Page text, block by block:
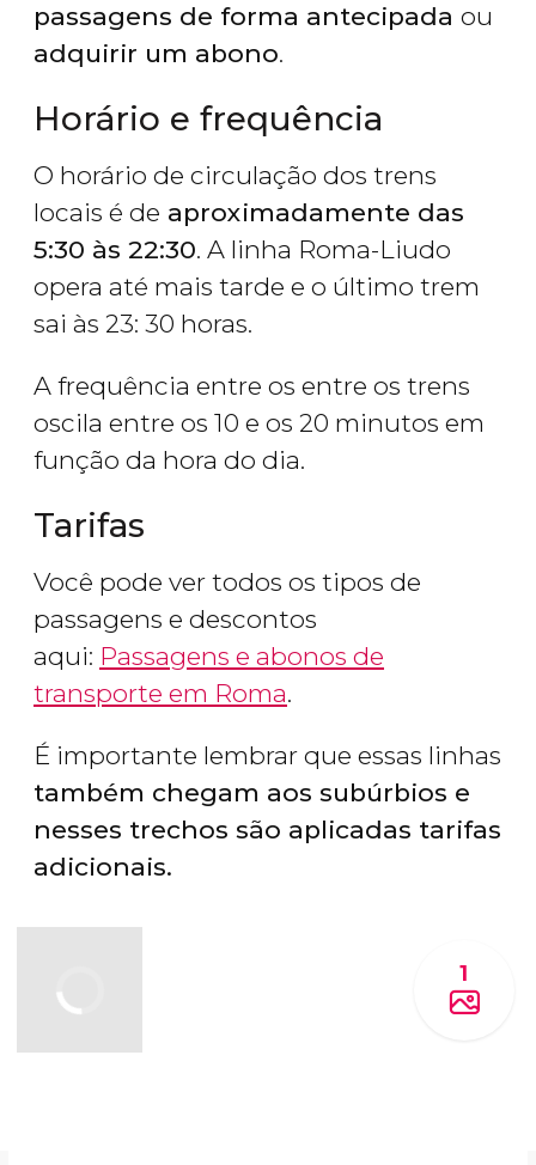
passagens de forma antecipada ou
adquirir um abono.
Horário e frequência
O horário de circulação dos trens
locais é de aproximadamente das
5:30 às 22:30. A linha Roma-Liudo
opera até mais tarde e o último trem
sai às 23: 30 horas.
A frequência entre os entre os trens
oscila entre os 10 e os 20 minutos em
função da hora do dia.
Tarifas
Você pode ver todos os tipos de
passagens e descontos
aqui: Passagens e abonos de
transporte em Roma.
É importante lembrar que essas linhas
também chegam aos subúrbios e
nesses trechos são aplicadas tarifas
adicionais.
1